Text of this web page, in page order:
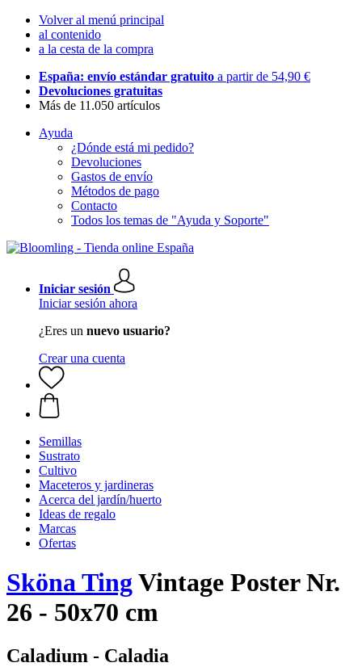
Volver al menú principal
al contenido
a la cesta de la compra
España: envío estándar gratuito a partir de 54,90 €
Devoluciones gratuitas
Más de 11.050 artículos
Ayuda
¿Dónde está mi pedido?
Devoluciones
Gastos de envío
Métodos de pago
Contacto
Todos los temas de "Ayuda y Soporte"
Iniciar sesión
Iniciar sesión ahora
¿Eres un nuevo usuario?
Crear una cuenta
Semillas
Sustrato
Cultivo
Maceteros y jardineras
Acerca del jardín/huerto
Ideas de regalo
Marcas
Ofertas
Sköna TingVintage Poster Nr.
26 - 50x70 cm
Caladium - Caladia